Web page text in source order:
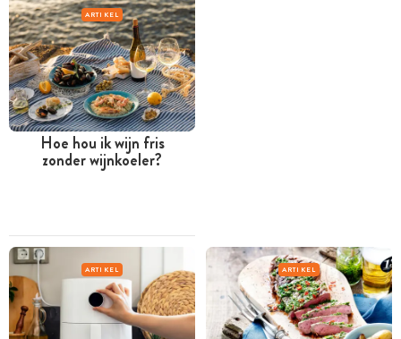
ARTIKEL
Hoe hou ik wijn fris
zonder wijnkoeler?
ARTIKEL ARTIKEL